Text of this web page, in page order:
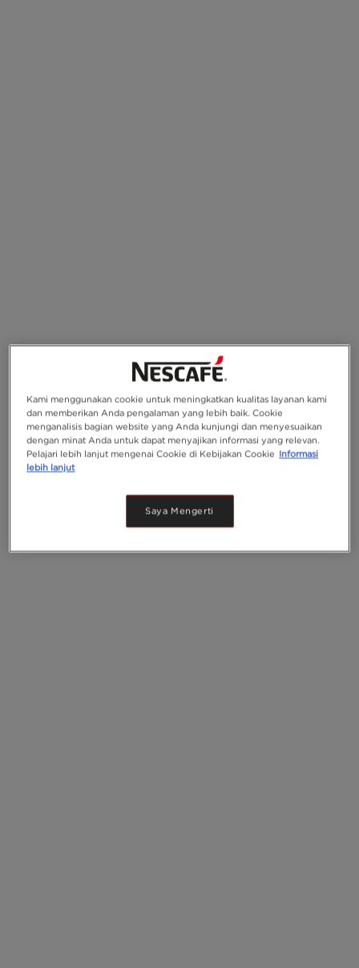
of our heritage
Explore more
Kami menggunakan cookie untuk meningkatkan kualitas layanan kami
dan memberikan Anda pengalaman yang lebih baik. Cookie
menganalisis bagian website yang Anda kunjungi dan menyesuaikan
dengan minat Anda untuk dapat menyajikan informasi yang relevan.
Pelajari lebih lanjut mengenai Cookie di Kebijakan Cookie Informasi
lebih lanjut
Saya Mengerti